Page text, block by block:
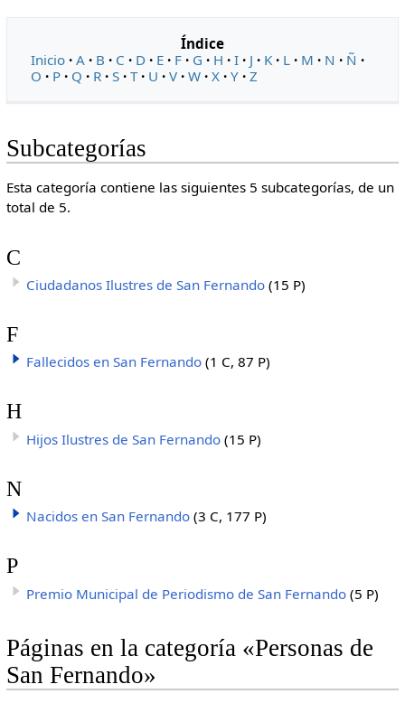
Índice
Inicio A B C D E F G H I J K L M N
Ñ
O
P Q R S T U V W X Y Z
Subcategorías
Esta categoría contiene las siguientes 5 subcategorías, de un
total de 5.
C
Ciudadanos Ilustres de San Fernando (15 P)
F
Fallecidos en San Fernando (1 C, 87 P)
H
Hijos Ilustres de San Fernando (15 P)
N
Nacidos en San Fernando (3 C, 177 P)
P
Premio Municipal de Periodismo de San Fernando (5 P)
Páginas en la categoría «Personas de
San Fernando»